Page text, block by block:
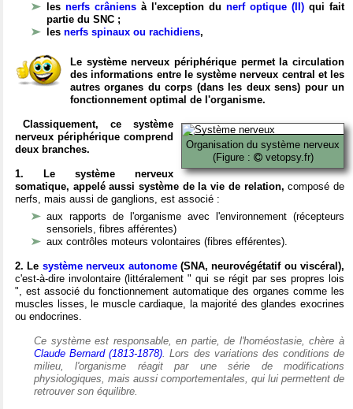
les nerfs crâniens à l'exception du nerf optique (II) qui fait
partie du SNC ;
les nerfs spinaux ou rachidiens,
Le système nerveux périphérique permet la circulation
des informations entre le système nerveux central et les
autres organes du corps (dans les deux sens) pour un
fonctionnement optimal de l'organisme.
Organisation du système nerveux
(Figure :
vetopsy.fr)
Classiquement, ce système
nerveux périphérique comprend
deux branches.
1. Le système nerveux
somatique, appelé aussi système de la vie de relation, composé de
nerfs, mais aussi de ganglions, est associé :
aux rapports de l'organisme avec l'environnement (récepteurs
sensoriels, fibres afférentes)
aux contrôles moteurs volontaires (fibres efférentes).
2. Le système nerveux autonome(SNA, neurovégétatif ou viscéral),
c'est-à-dire involontaire (littéralement " qui se régit par ses propres lois
", est associé du fonctionnement automatique des organes comme les
muscles lisses, le muscle cardiaque, la majorité des glandes exocrines
ou endocrines.
Ce système est responsable, en partie, de l'homéostasie, chère à
Claude Bernard (1813-1878). Lors des variations des conditions de
milieu, l'organisme réagit par une série de modifications
physiologiques, mais aussi comportementales, qui lui permettent de
retrouver son équilibre.